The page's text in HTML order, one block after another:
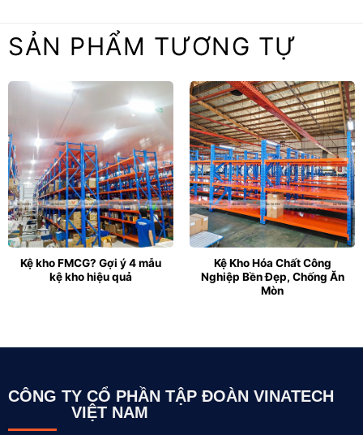
SẢN PHẨM TƯƠNG TỰ
Kệ kho FMCG? Gợi ý 4 mẫu
kệ kho hiệu quả
Kệ Kho Hóa Chất Công
Nghiệp Bền Đẹp, Chống Ăn
Mòn
CÔNG TY CỔ PHẦN TẬP ĐOÀN VINATECH
VIỆT NAM